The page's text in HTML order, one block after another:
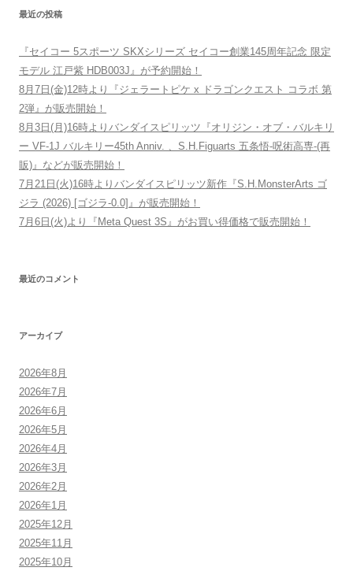
最近の投稿
『セイコー 5スポーツ SKXシリーズ セイコー創業145周年記念 限定
モデル 江戸紫 HDB003J』が予約開始！
8月7日(金)12時より『ジェラートピケ x ドラゴンクエスト コラボ 第
2弾』が販売開始！
8月3日(月)16時よりバンダイスピリッツ『オリジン・オブ・バルキリ
ー VF-1J バルキリー45th Anniv. 、S.H.Figuarts 五条悟-呪術高専-(再
販)』などが販売開始！
7月21日(火)16時よりバンダイスピリッツ新作『S.H.MonsterArts ゴ
ジラ (2026) [ゴジラ-0.0]』が販売開始！
7月6日(火)より『Meta Quest 3S』がお買い得価格で販売開始！
最近のコメント
アーカイブ
2026年8月
2026年7月
2026年6月
2026年5月
2026年4月
2026年3月
2026年2月
2026年1月
2025年12月
2025年11月
2025年10月